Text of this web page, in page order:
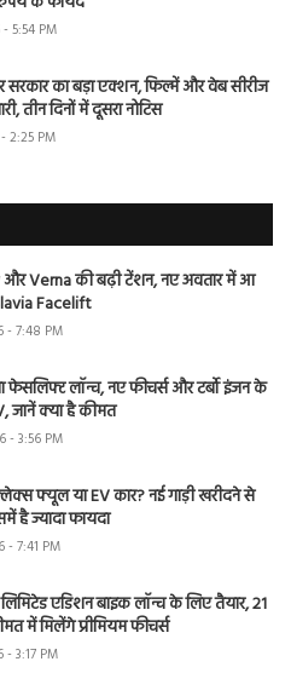
5:54 PM
सरकार का बड़ा एक्शन, फिल्में और वेब सीरीज
तीन दिनों में दूसरा नोटिस
2:25 PM
Verna की बढ़ी टेंशन, नए अवतार में आ
Facelift
- 7:48 PM
फेसलिफ्ट लॉन्च, नए फीचर्स और टर्बो इंजन के
जानें क्या है कीमत
- 3:56 PM
फ्यूल या EV कार? नई गाड़ी खरीदने से
है ज्यादा फायदा
- 7:41 PM
एडिशन बाइक लॉन्च के लिए तैयार, 21
में मिलेंगे प्रीमियम फीचर्स
- 3:17 PM